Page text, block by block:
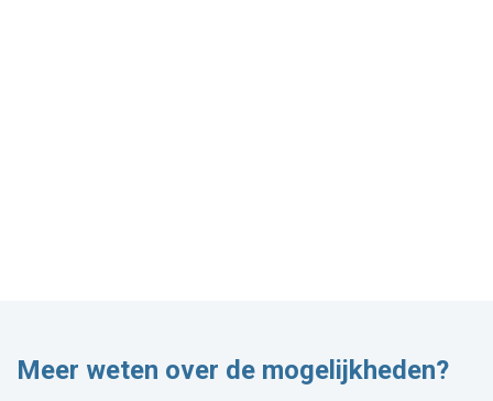
Meer weten over de mogelijkheden?